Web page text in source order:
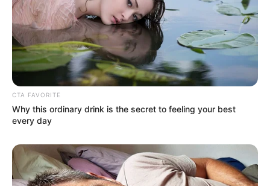
CTA FAVORITE
Why this ordinary drink is the secret to feeling your best
every day